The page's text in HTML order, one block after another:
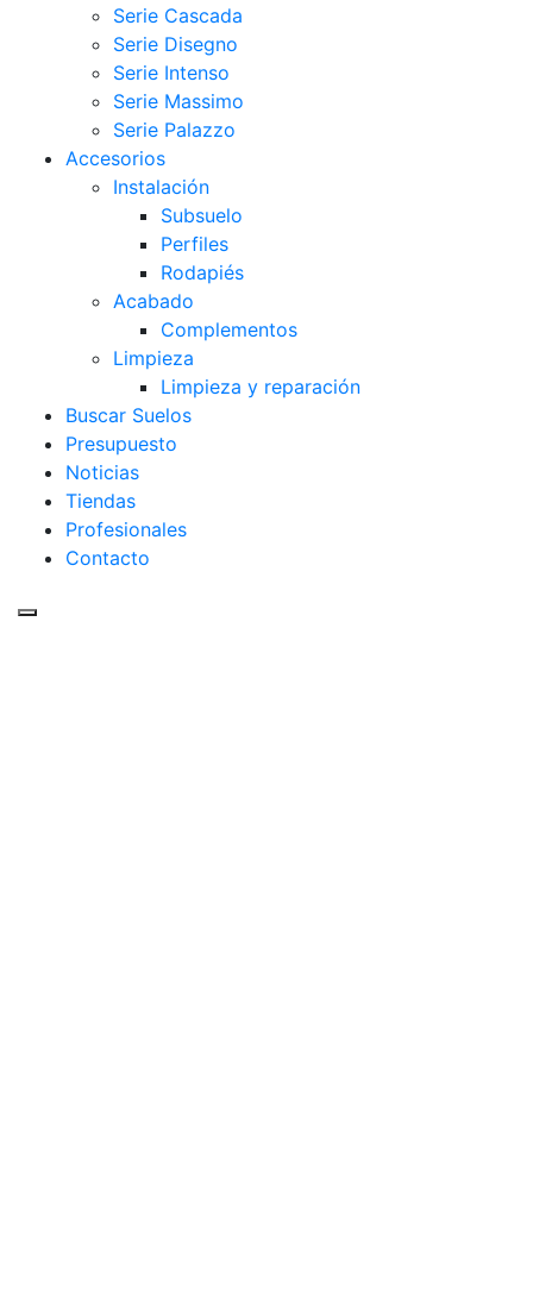
Serie Cascada
Serie Disegno
Serie Intenso
Serie Massimo
Serie Palazzo
Accesorios
Instalación
Subsuelo
Perfiles
Rodapiés
Acabado
Complementos
Limpieza
Limpieza y reparación
Buscar Suelos
Presupuesto
Noticias
Tiendas
Profesionales
Contacto